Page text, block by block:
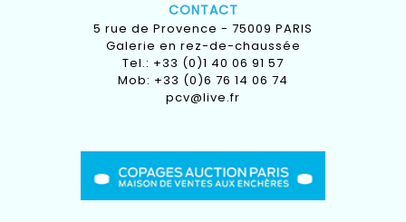
CONTACT
5 rue de Provence - 75009 PARIS
Galerie en rez-de-chaussée
Tel.: +33 (0)1 40 06 91 57
Mob: +33 (0)6 76 14 06 74
pcv@live.fr